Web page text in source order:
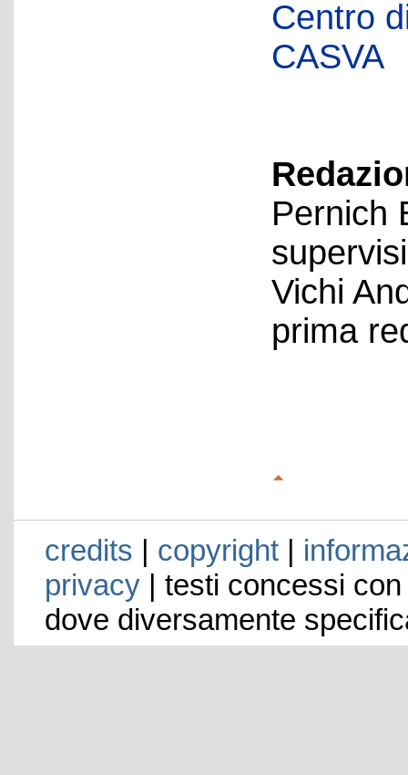
Centro
CASVA
Pernich
Vichi
prima
credits | copyright|
privacy| testi concessi
dove diversamente